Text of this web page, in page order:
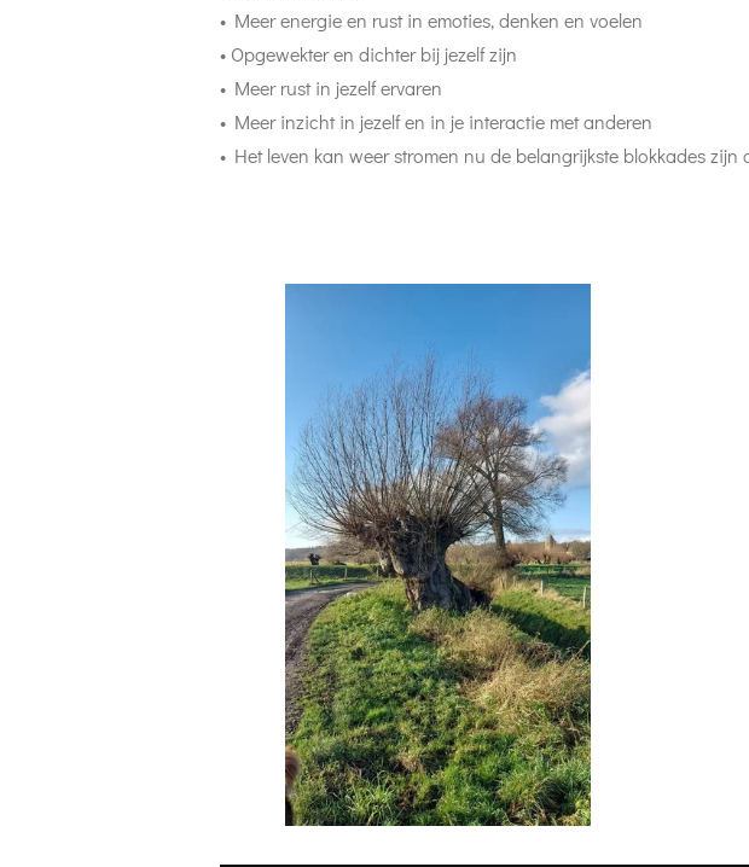
• Meer energie en rust in emoties, denken en voelen
• Opgewekter en dichter bij jezelf zijn
• Meer rust in jezelf ervaren
• Meer inzicht in jezelf en in je interactie met anderen
• Het leven kan weer stromen nu de belangrijkste blokkades zijn